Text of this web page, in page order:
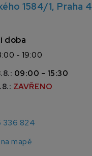
1584/1, Praha 4
doba
- 19:00
09:00 - 15:30
ZAVŘENO
336 824
mapě